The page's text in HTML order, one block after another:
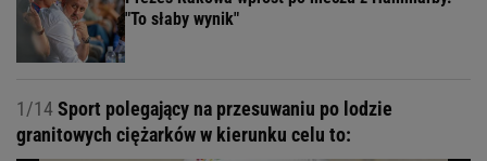
"To słaby wynik"
1/14Sport polegający na przesuwaniu po lodzie
granitowych ciężarków w kierunku celu to: